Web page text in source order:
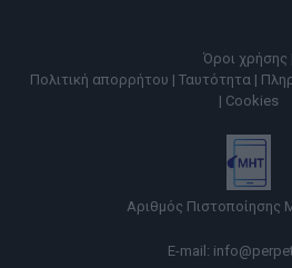
Όροι χρήσης |
Πολιτική απορρήτου | Ταυτότητα |
| Cookies
Αριθμός Πιστοποίησης
E-mail: